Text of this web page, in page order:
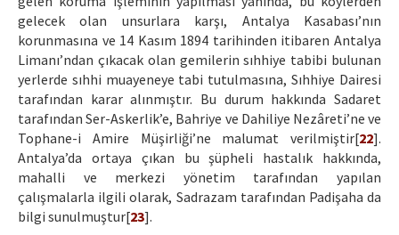
gelecek olan unsurlara karşı, Antalya Kasabası’nın
korunmasına ve 14 Kasım 1894 tarihinden itibaren Antalya
Limanı’ndan çıkacak olan gemilerin sıhhiye tabibi bulunan
yerlerde sıhhi muayeneye tabi tutulmasına, Sıhhiye Dairesi
tarafından karar alınmıştır. Bu durum hakkında Sadaret
tarafından Ser-Askerlik’e, Bahriye ve Dahiliye Nezâreti’ne ve
Tophane-i Amire Müşirliği’ne malumat verilmiştir[22].
Antalya’da ortaya çıkan bu şüpheli hastalık hakkında,
mahalli ve merkezi yönetim tarafından yapılan
çalışmalarla ilgili olarak, Sadrazam tarafından Padişaha da
bilgi sunulmuştur[23].